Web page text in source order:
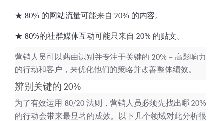
★ 80% 的网站流量可能来自 20% 的内容。
★ 80%的社群媒体互动可能只来自 20% 的贴文。
营销人员可以藉由识别并专注于关键的 20% – 高影响力
的行动和客户，来优化他们的策略并改善整体绩效。
辨别关键的 20%
为了有效运用 80/20 法则，营销人员必须先找出哪 20%
的行动会带来最显著的成效。以下几个领域对此分析很